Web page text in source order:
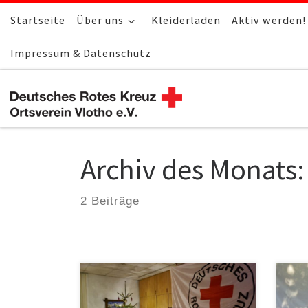
Zum Inhalt springen
Startseite Über uns Kleiderladen Aktiv werden!
Impressum & Datenschutz
Archiv des Monats:
2 Beiträge
Der DRK-Ortsverein Vlotho e.V.
blickt auf ein ereignissreiches
Im